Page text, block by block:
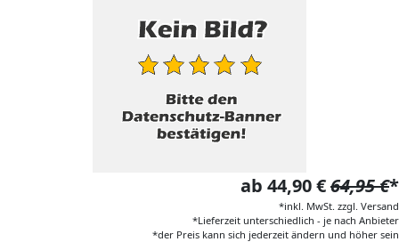
ab 44,90 €64,95 €*
*inkl. MwSt. zzgl. Versand
*Lieferzeit unterschiedlich - je nach Anbieter
*der Preis kann sich jederzeit ändern und höher sein